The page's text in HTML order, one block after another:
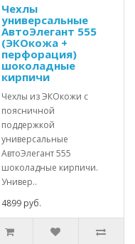
Чехлы
универсальные
АвтоЭлегант 555
(ЭКОкожа +
перфорация)
шоколадные
кирпичи
Чехлы из ЭКОкожи с
поясничной
поддержкой
универсальные
АвтоЭлегант 555
шоколадные кирпичи.
Универ..
4899 руб.